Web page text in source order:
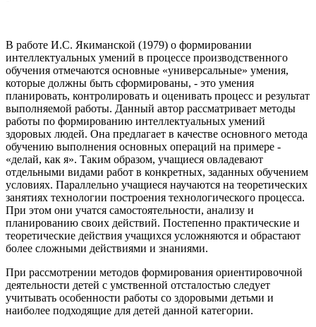
В работе И.С. Якиманской (1979) о формировании
интеллектуальных умений в процессе производственного
обучения отмечаются основные «универсальные» умения,
которые должны быть сформированы, - это умения
планировать, контролировать и оценивать процесс и результат
выполняемой работы. Данный автор рассматривает методы
работы по формированию интеллектуальных умений
здоровых людей. Она предлагает в качестве основного метода
обучению выполнения основных операций на примере -
«делай, как я». Таким образом, учащиеся овладевают
отдельными видами работ в конкретных, заданных обучением
условиях. Параллельно учащиеся научаются на теоретических
занятиях технологии построения технологического процесса.
При этом они учатся самостоятельности, анализу и
планированию своих действий. Постепенно практические и
теоретические действия учащихся усложняются и обрастают
более сложными действиями и знаниями.
При рассмотрении методов формирования ориентировочной
деятельности детей с умственной отсталостью следует
учитывать особенности работы со здоровыми детьми и
наиболее подходящие для детей данной категории.